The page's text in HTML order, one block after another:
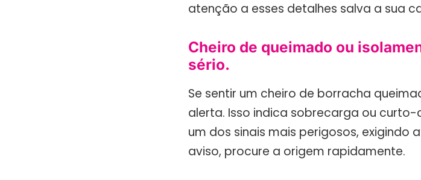
atenção a esses detalhes salva a sua
Cheiro de queimado ou
sério.
Se sentir um cheiro de borracha
alerta. Isso indica sobrecarga ou
um dos sinais mais perigosos, exigindo
aviso, procure a origem rapidamente.